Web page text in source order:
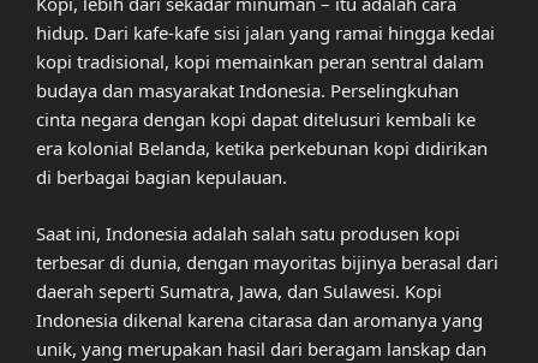
hidup. Dari kafe-kafe sisi jalan yang ramai hingga kedai
kopi tradisional, kopi memainkan peran sentral dalam
budaya dan masyarakat Indonesia. Perselingkuhan
cinta negara dengan kopi dapat ditelusuri kembali ke
era kolonial Belanda, ketika perkebunan kopi didirikan
di berbagai bagian kepulauan.
Saat ini, Indonesia adalah salah satu produsen kopi
terbesar di dunia, dengan mayoritas bijinya berasal dari
daerah seperti Sumatra, Jawa, dan Sulawesi. Kopi
Indonesia dikenal karena citarasa dan aromanya yang
unik, yang merupakan hasil dari beragam lanskap dan